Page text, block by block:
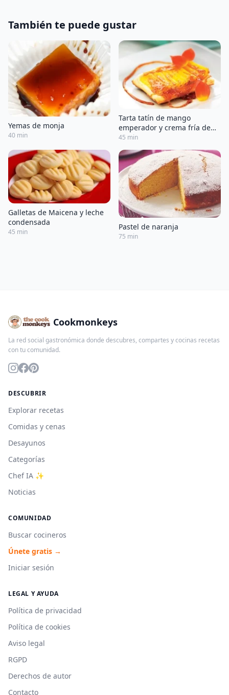
También te puede gustar
Yemas de monja
40 min
Tarta tatín de mango
emperador y crema fría de
coco
45 min
Galletas de Maicena y leche
condensada
45 min
Pastel de naranja
75 min
Cookmonkeys
La red social gastronómica donde descubres, compartes y cocinas recetas
con tu comunidad.
DESCUBRIR
Explorar recetas
Comidas y cenas
Desayunos
Categorías
Chef IA ✨
Noticias
COMUNIDAD
Buscar cocineros
Únete gratis →
Iniciar sesión
LEGAL Y AYUDA
Política de privacidad
Política de cookies
Aviso legal
RGPD
Derechos de autor
Contacto